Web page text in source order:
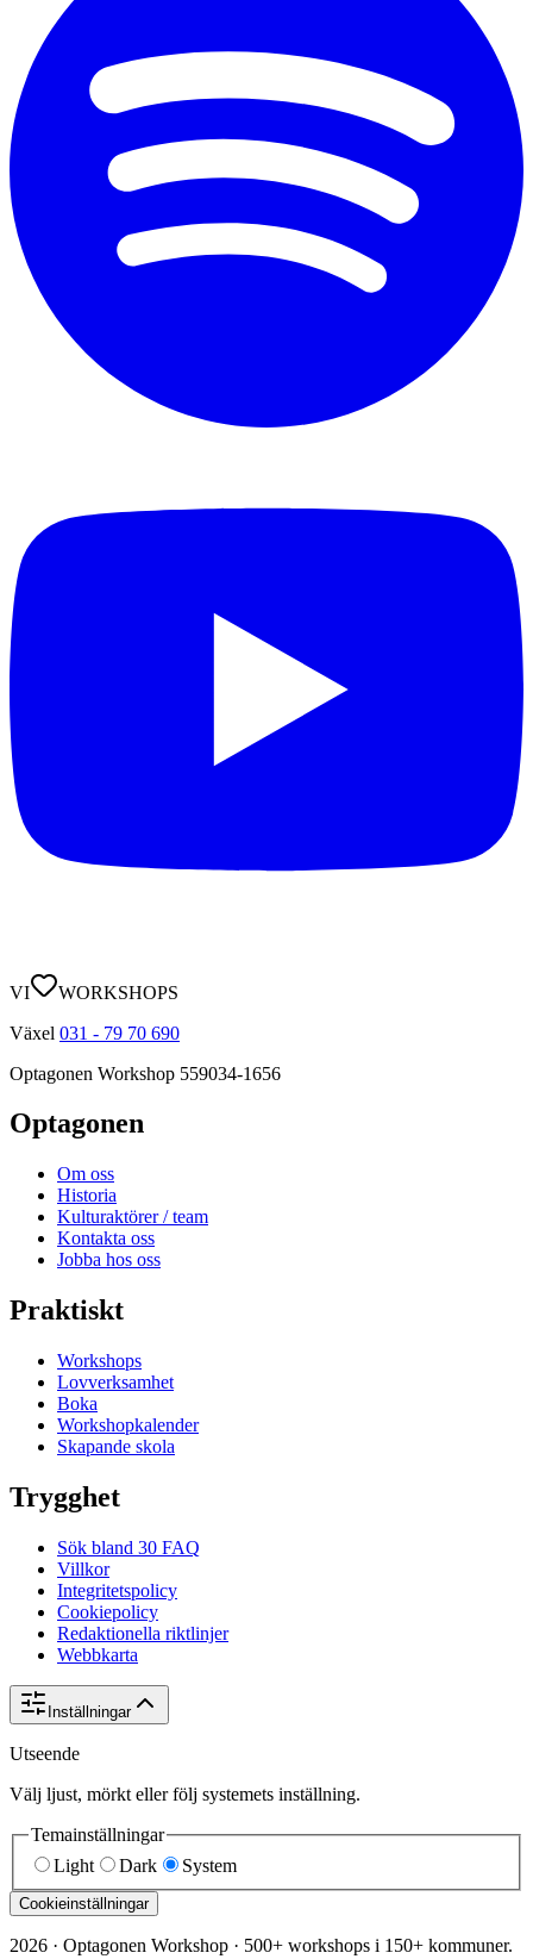
VI
WORKSHOPS
Växel 031 - 79 70 690
Optagonen Workshop 559034-1656
Optagonen
Om oss
Historia
Kulturaktörer / team
Kontakta oss
Jobba hos oss
Praktiskt
Workshops
Lovverksamhet
Boka
Workshopkalender
Skapande skola
Trygghet
Sök bland 30 FAQ
Villkor
Integritetspolicy
Cookiepolicy
Redaktionella riktlinjer
Webbkarta
Inställningar
Utseende
Välj ljust, mörkt eller följ systemets inställning.
Temainställningar
Light
Dark System
Cookieinställningar
2026 · Optagonen Workshop · 500+ workshops i 150+ kommuner.